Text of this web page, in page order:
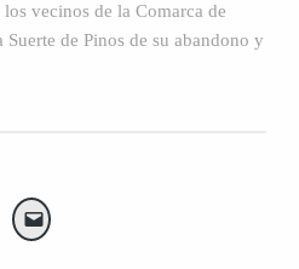
vecinos de la Comarca de
Suerte de Pinos de su abandono y